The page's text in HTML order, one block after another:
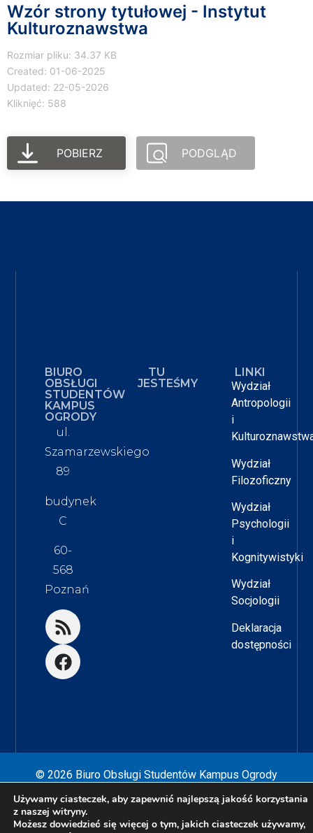
Wzór strony tytułowej - Instytut
Kulturoznawstwa
Rozmiar pliku: 34.37 KB
Created: 01-06-2025
Updated: 22-05-2026
Kliknięć: 588
POBIERZ PODGLĄD
BIURO
OBSŁUGI
STUDENTÓW
KAMPUS
OGRODY
ul.
Szamarzewskiego
89
budynek
C
60-
568
Poznań
TU
JESTEŚMY
LINKI
Wydział
Antropologii
i
Wydział
Filozoficzny
Wydział
Psychologii
i
Kognitywistyki
Wydział
Socjologii
Deklaracja
dostępności
© 2026 Biuro Obsługi Studentów Kampus Ogrody
Zaprojektowane przez Nikodem Kałek
Używamy ciasteczek, aby zapewnić najlepszą jakość korzystania
z naszej witryny.
Możesz dowiedzieć się więcej o tym, jakich ciasteczek używamy,